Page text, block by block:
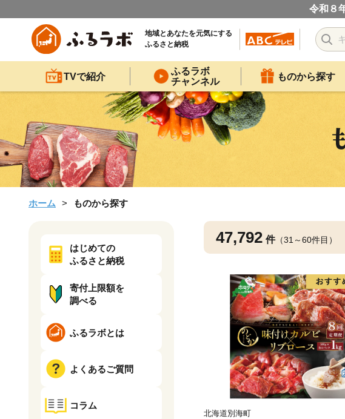
令和８
地域とあなたを元気にする
ふるさと納税
TVで紹介
ふるラボ
チャンネル
ものから探す
ホーム ものから探す
47,792 件（31～60件目）
北海道別海町
はじめての
ふるさと納税
寄付上限額を
調べる
ふるラボとは
よくあるご質問
コラム